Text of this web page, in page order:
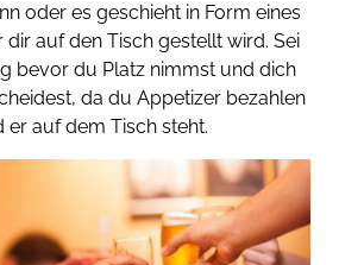
oder es geschieht in Form eines
dir auf den Tisch gestellt wird. Sei
bevor du Platz nimmst und dich
da du Appetizer bezahlen
er auf dem Tisch steht.